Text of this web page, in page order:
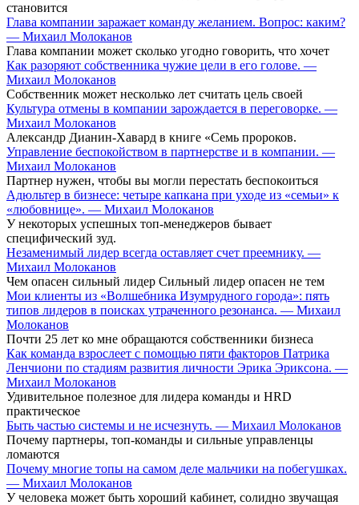
становится
Глава компании заражает команду желанием. Вопрос: каким?
— Михаил Молоканов
Глава компании может сколько угодно говорить, что хочет
Как разоряют собственника чужие цели в его голове. —
Михаил Молоканов
Собственник может несколько лет считать цель своей
Культура отмены в компании зарождается в переговорке. —
Михаил Молоканов
Александр Дианин-Хавард в книге «Семь пророков.
Управление беспокойством в партнерстве и в компании. —
Михаил Молоканов
Партнер нужен, чтобы вы могли перестать беспокоиться
Адюльтер в бизнесе: четыре капкана при уходе из «семьи» к
«любовнице». — Михаил Молоканов
У некоторых успешных топ-менеджеров бывает
специфический зуд.
Незаменимый лидер всегда оставляет счет преемнику. —
Михаил Молоканов
Чем опасен сильный лидер Сильный лидер опасен не тем
Мои клиенты из «Волшебника Изумрудного города»: пять
типов лидеров в поисках утраченного резонанса. — Михаил
Молоканов
Почти 25 лет ко мне обращаются собственники бизнеса
Как команда взрослеет с помощью пяти факторов Патрика
Ленчиони по стадиям развития личности Эрика Эриксона. —
Михаил Молоканов
Удивительное полезное для лидера команды и HRD
практическое
Быть частью системы и не исчезнуть. — Михаил Молоканов
Почему партнеры, топ-команды и сильные управленцы
ломаются
Почему многие топы на самом деле мальчики на побегушках.
— Михаил Молоканов
У человека может быть хороший кабинет, солидно звучащая